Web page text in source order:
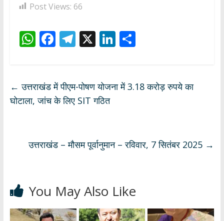
Post Views: 66
W
h
s
A
F
ac
b
o
T
el
gr
a
X Li
n
e
S
e
← उत्तराखंड में पीएम-पोषण योजना में 3.18 करोड़ रुपये का
घोटाला, जांच के लिए SIT गठित
उत्तराखंड – मौसम पूर्वानुमान – रविवार, 7 सितंबर 2025 →
You May Also Like